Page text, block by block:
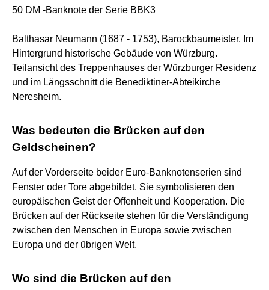
50 DM -Banknote der Serie BBK3
Balthasar Neumann (1687 - 1753), Barockbaumeister. Im
Hintergrund historische Gebäude von Würzburg.
Teilansicht des Treppenhauses der Würzburger Residenz
und im Längsschnitt die Benediktiner-Abteikirche
Neresheim.
Was bedeuten die Brücken auf den
Geldscheinen?
Auf der Vorderseite beider Euro-Banknotenserien sind
Fenster oder Tore abgebildet. Sie symbolisieren den
europäischen Geist der Offenheit und Kooperation. Die
Brücken auf der Rückseite stehen für die Verständigung
zwischen den Menschen in Europa sowie zwischen
Europa und der übrigen Welt.
Wo sind die Brücken auf den